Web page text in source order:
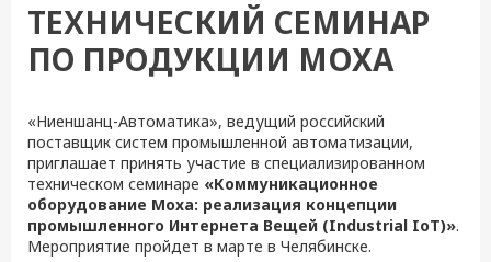
ТЕХНИЧЕСКИЙ СЕМИНАР
ПО ПРОДУКЦИИ MOXA
«Ниеншанц-Автоматика», ведущий российский
поставщик систем промышленной автоматизации,
приглашает принять участие в специализированном
техническом семинаре «Коммуникационное
оборудование Moxa: реализация концепции
промышленного Интернета Вещей (Industrial IoT)».
Мероприятие пройдет в марте в Челябинске.